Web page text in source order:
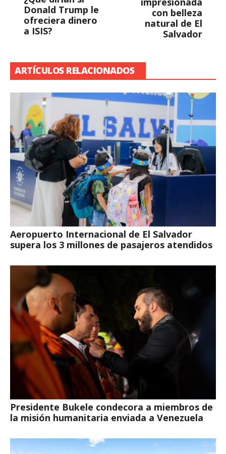
Donald Trump le
ofreciera dinero
a ISIS?
con belleza
natural de El
Salvador
ARTÍCULOS RELACIONADOS
Aeropuerto Internacional de El Salvador
supera los 3 millones de pasajeros atendidos
Presidente Bukele condecora a miembros de
la misión humanitaria enviada a Venezuela